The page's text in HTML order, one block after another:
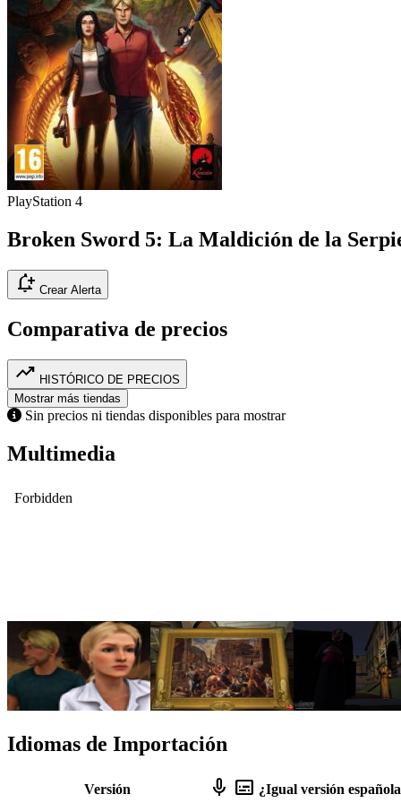
PlayStation 4
Broken Sword 5: La Maldición de la
notification_add Crear Alerta
Comparativa de precios
trending_up HISTÓRICO DE PRECIOS
Mostrar más tiendas
Sin precios ni tiendas disponibles para mostrar
Multimedia
Idiomas de Importación
Versión mic subtitles ¿Igual versión